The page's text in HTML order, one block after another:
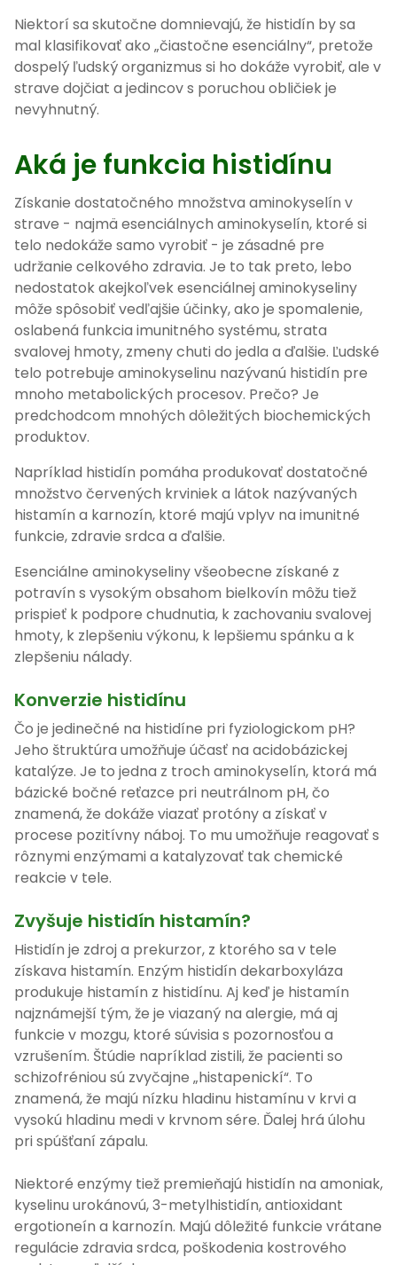
Niektorí sa skutočne domnievajú, že histidín by sa
mal klasifikovať ako „čiastočne esenciálny“, pretože
dospelý ľudský organizmus si ho dokáže vyrobiť, ale v
strave dojčiat a jedincov s poruchou obličiek je
nevyhnutný.
Aká je funkcia histidínu
Získanie dostatočného množstva aminokyselín v
strave - najmä esenciálnych aminokyselín, ktoré si
telo nedokáže samo vyrobiť - je zásadné pre
udržanie celkového zdravia. Je to tak preto, lebo
nedostatok akejkoľvek esenciálnej aminokyseliny
môže spôsobiť vedľajšie účinky, ako je spomalenie,
oslabená funkcia imunitného systému, strata
svalovej hmoty, zmeny chuti do jedla a ďalšie. Ľudské
telo potrebuje aminokyselinu nazývanú histidín pre
mnoho metabolických procesov. Prečo? Je
predchodcom mnohých dôležitých biochemických
produktov.
Napríklad histidín pomáha produkovať dostatočné
množstvo červených krviniek a látok nazývaných
histamín a karnozín, ktoré majú vplyv na imunitné
funkcie, zdravie srdca a ďalšie.
Esenciálne aminokyseliny všeobecne získané z
potravín s vysokým obsahom bielkovín môžu tiež
prispieť k podpore chudnutia, k zachovaniu svalovej
hmoty, k zlepšeniu výkonu, k lepšiemu spánku a k
zlepšeniu nálady.
Konverzie histidínu
Čo je jedinečné na histidíne pri fyziologickom pH?
Jeho štruktúra umožňuje účasť na acidobázickej
katalýze. Je to jedna z troch aminokyselín, ktorá má
bázické bočné reťazce pri neutrálnom pH, čo
znamená, že dokáže viazať protóny a získať v
procese pozitívny náboj. To mu umožňuje reagovať s
rôznymi enzýmami a katalyzovať tak chemické
reakcie v tele.
Zvyšuje histidín histamín?
Histidín je zdroj a prekurzor, z ktorého sa v tele
získava histamín. Enzým histidín dekarboxyláza
produkuje histamín z histidínu. Aj keď je histamín
najznámejší tým, že je viazaný na alergie, má aj
funkcie v mozgu, ktoré súvisia s pozornosťou a
vzrušením. Štúdie napríklad zistili, že pacienti so
schizofréniou sú zvyčajne „histapenickí“. To
znamená, že majú nízku hladinu histamínu v krvi a
vysokú hladinu medi v krvnom sére. Ďalej hrá úlohu
pri spúšťaní zápalu.
Niektoré enzýmy tiež premieňajú histidín na amoniak,
kyselinu urokánovú, 3-metylhistidín, antioxidant
ergotioneín a karnozín. Majú dôležité funkcie vrátane
regulácie zdravia srdca, poškodenia kostrového